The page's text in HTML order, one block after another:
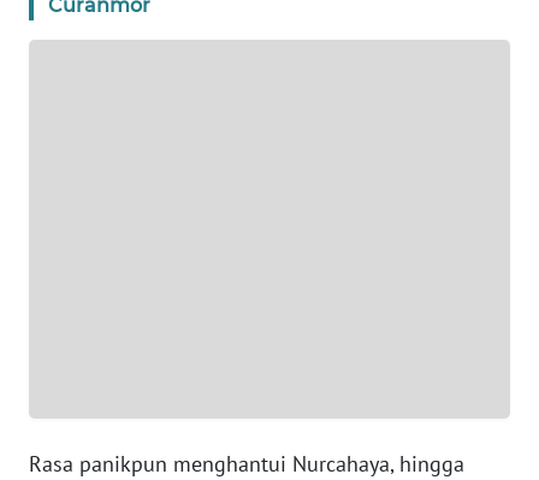
Curanmor
Rasa panikpun menghantui Nurcahaya, hingga